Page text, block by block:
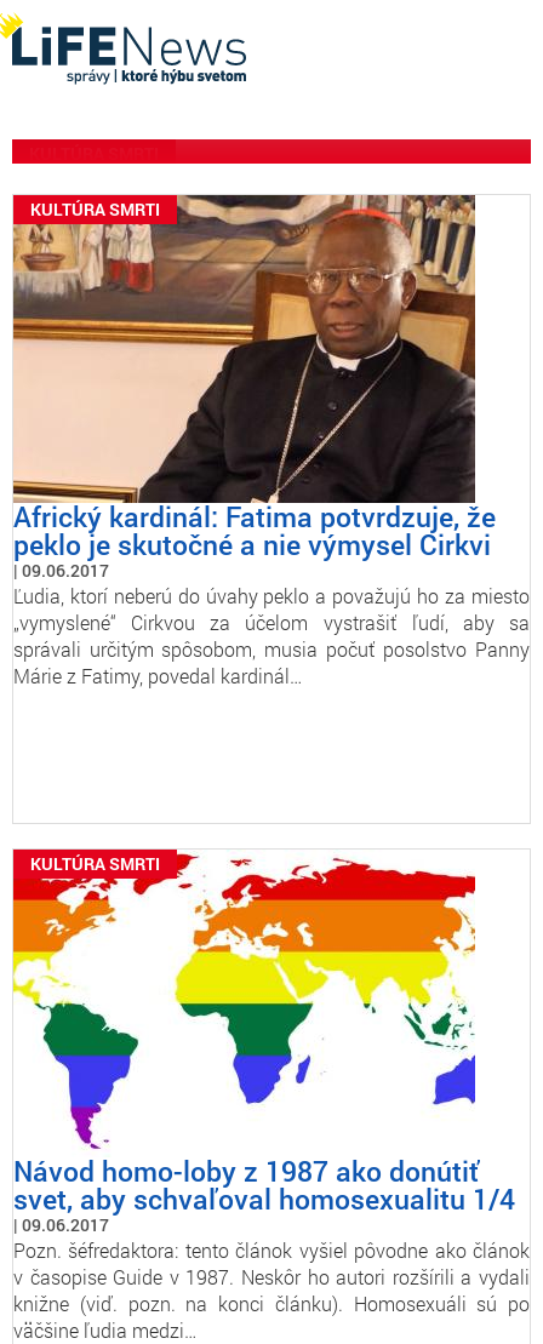
Stredná škola Woke Jesuit
čelí žalobe kvôli tajnému
plánu prijímať žiačky
KULTÚRA SMRTI
Africký kardinál: Fatima potvrdzuje, že
peklo je skutočné a nie výmysel Cirkvi
09.06.2017
Ľudia, ktorí neberú do úvahy peklo a považujú ho za miesto
„vymyslené“ Cirkvou za účelom vystrašiť ľudí, aby sa
správali určitým spôsobom, musia počuť posolstvo Panny
Márie z Fatimy, povedal kardinál…
KULTÚRA SMRTI
Návod homo-loby z 1987 ako donútiť
svet, aby schvaľoval homosexualitu 1/4
09.06.2017
Pozn. šéfredaktora: tento článok vyšiel pôvodne ako článok
v časopise Guide v 1987. Neskôr ho autori rozšírili a vydali
knižne (viď. pozn. na konci článku). Homosexuáli sú po
väčšine ľudia medzi…